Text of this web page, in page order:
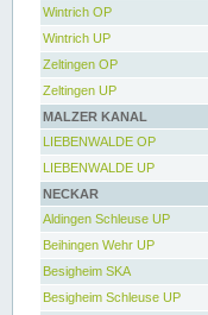
Wintrich OP
Wintrich UP
Zeltingen OP
Zeltingen UP
MALZER KANAL
LIEBENWALDE OP
LIEBENWALDE UP
NECKAR
Aldingen Schleuse UP
Beihingen Wehr UP
Besigheim SKA
Besigheim Schleuse UP